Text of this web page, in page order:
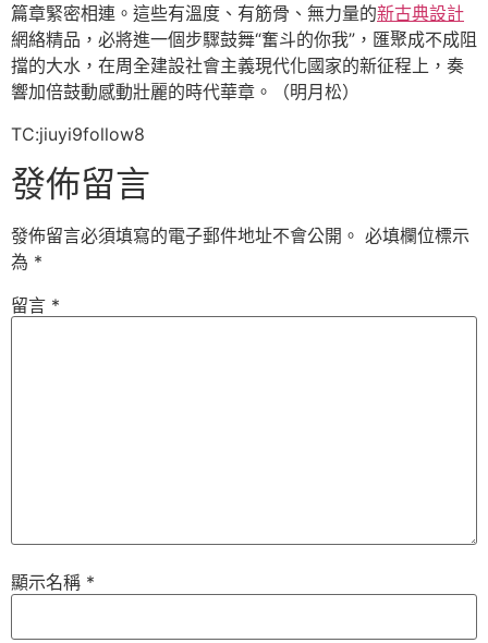
篇章緊密相連。這些有溫度、有筋骨、無力量的新古典設計
網絡精品，必將進一個步驟鼓舞“奮斗的你我”，匯聚成不成阻
擋的大水，在周全建設社會主義現代化國家的新征程上，奏
響加倍鼓動感動壯麗的時代華章。（明月松）
TC:jiuyi9follow8
發佈留言
發佈留言必須填寫的電子郵件地址不會公開。 必填欄位標示
為 *
留言 *
顯示名稱 *